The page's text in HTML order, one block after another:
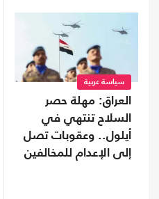
سياسة عربية
العراق: مهلة حصر
السلاح تنتهي في
أيلول.. وعقوبات تصل
إلى الإعدام للمخالفين